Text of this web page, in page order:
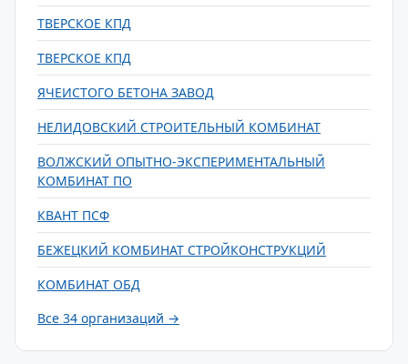
ТВЕРСКОЕ КПД
ТВЕРСКОЕ КПД
ЯЧЕИСТОГО БЕТОНА ЗАВОД
НЕЛИДОВСКИЙ СТРОИТЕЛЬНЫЙ КОМБИНАТ
ВОЛЖСКИЙ ОПЫТНО-ЭКСПЕРИМЕНТАЛЬНЫЙ
КОМБИНАТ ПО
КВАНТ ПСФ
БЕЖЕЦКИЙ КОМБИНАТ СТРОЙКОНСТРУКЦИЙ
КОМБИНАТ ОБД
Все 34 организаций →